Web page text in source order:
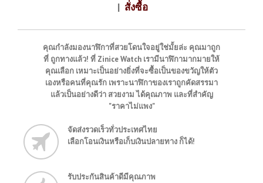
| สั่งซื้อ
คุณกำลังมองนาฬิกาที่สวยโดนใจอยู่ใช่มั้ยล่ะ คุณมาถูก
ที่ ถูกทางแล้ว! ที่ Zinice Watch เรามีนาฬิกามากมายให้
คุณเลือก เหมาะเป็นอย่างยิ่งที่จะซื้อเป็นของขวัญให้ตัว
เองหรือคนที่คุณรัก เพราะนาฬิกาของเราถูกคัดสรรมา
แล้วเป็นอย่างดีว่า สวยงาม ได้คุณภาพ และที่สำคัญ
"ราคาไม่แพง"
จัดส่งรวดเร็วทั่วประเทศไทย
เลือกโอนเงินหรือเก็บเงินปลายทาง ก็ได้!
รับประกันสินค้าดีมีคุณภาพ